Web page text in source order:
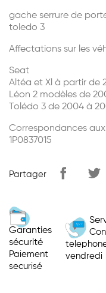
gache serrure de
toledo 3
Affectations sur les
Seat
Altéa et Xl à partir de
Léon 2 modèles de
Tolédo 3 de 2004 à
Correspondances
1P0837015
Partager
Garanties
sécurité
Paiement
securisé
vendredi